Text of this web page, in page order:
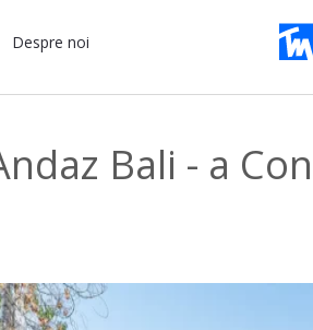
Despre noi
Bali - a